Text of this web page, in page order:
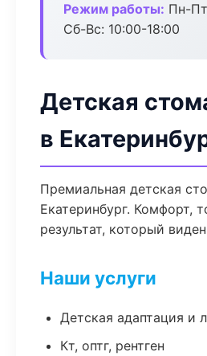
Режим работы: Пн-
Сб-Вс: 10:00-18:00
Детская
в
Премиальная детская
Екатеринбург. Комфорт,
результат, который
Наши услуги
Детская адаптация и
Кт, оптг, рентген